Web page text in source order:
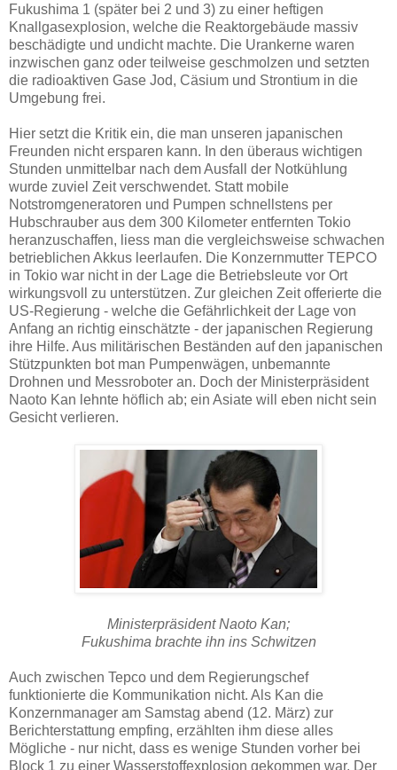
Fukushima 1 (später bei 2 und 3) zu einer heftigen
Knallgasexplosion, welche die Reaktorgebäude massiv
beschädigte und undicht machte. Die Urankerne waren
inzwischen ganz oder teilweise geschmolzen und setzten
die radioaktiven Gase Jod, Cäsium und Strontium in die
Umgebung frei.
Hier setzt die Kritik ein, die man unseren japanischen
Freunden nicht ersparen kann. In den überaus wichtigen
Stunden unmittelbar nach dem Ausfall der Notkühlung
wurde zuviel Zeit verschwendet. Statt mobile
Notstromgeneratoren und Pumpen schnellstens per
Hubschrauber aus dem 300 Kilometer entfernten Tokio
heranzuschaffen, liess man die vergleichsweise schwachen
betrieblichen Akkus leerlaufen. Die Konzernmutter TEPCO
in Tokio war nicht in der Lage die Betriebsleute vor Ort
wirkungsvoll zu unterstützen. Zur gleichen Zeit offerierte die
US-Regierung - welche die Gefährlichkeit der Lage von
Anfang an richtig einschätzte - der japanischen Regierung
ihre Hilfe. Aus militärischen Beständen auf den japanischen
Stützpunkten bot man Pumpenwägen, unbemannte
Drohnen und Messroboter an. Doch der Ministerpräsident
Naoto Kan lehnte höflich ab; ein Asiate will eben nicht sein
Gesicht verlieren.
Ministerpräsident Naoto Kan;
Fukushima brachte ihn ins Schwitzen
Auch zwischen Tepco und dem Regierungschef
funktionierte die Kommunikation nicht. Als Kan die
Konzernmanager am Samstag abend (12. März) zur
Berichterstattung empfing, erzählten ihm diese alles
Mögliche - nur nicht, dass es wenige Stunden vorher bei
Block 1 zu einer Wasserstoffexplosion gekommen war. Der